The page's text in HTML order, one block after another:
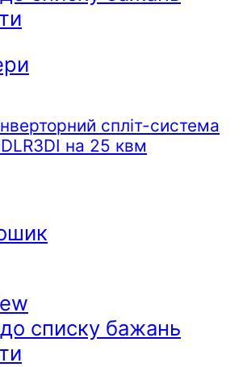
спліт-система
на 25 квм
списку бажань